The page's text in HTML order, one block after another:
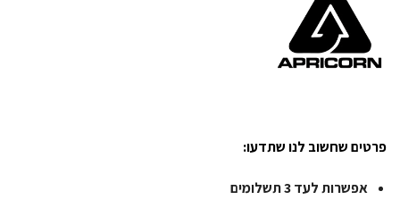
פרטים שחשוב לנו שתדעו:
אפשרות לעד 3 תשלומים